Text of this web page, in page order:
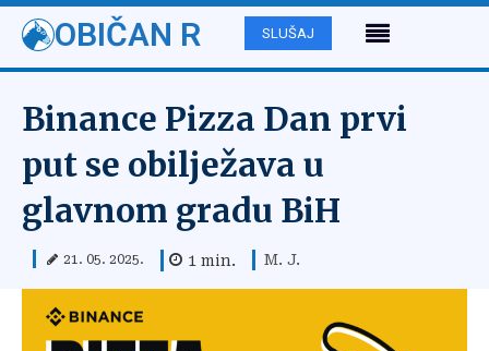
OBIČAN R SLUŠAJ
Binance Pizza Dan prvi
put se obilježava u
glavnom gradu BiH
21. 05. 2025. 1 min. M. J.